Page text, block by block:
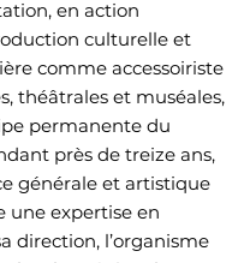
en action
culturelle et
comme accessoiriste
théâtrales et muséales,
permanente du
près de treize ans,
générale et artistique
une expertise en
direction, l’organisme